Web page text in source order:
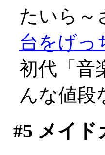
たいら～
台をげ
初代「音
んな値
#5 メイド